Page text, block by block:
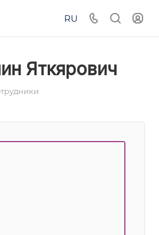
RU
Яткярович